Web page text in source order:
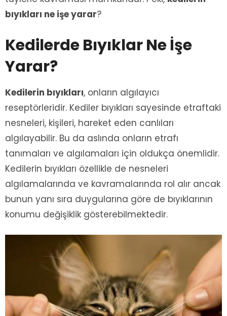
bıyıkları ne işe yarar?
Kedilerde Bıyıklar Ne İşe
Yarar?
Kedilerin bıyıkları, onların algılayıcı
reseptörleridir. Kediler bıyıkları sayesinde etraftaki
nesneleri, kişileri, hareket eden canlıları
algılayabilir. Bu da aslında onların etrafı
tanımaları ve algılamaları için oldukça önemlidir.
Kedilerin bıyıkları özellikle de nesneleri
algılamalarında ve kavramalarında rol alır ancak
bunun yanı sıra duygularına göre de bıyıklarının
konumu değişiklik gösterebilmektedir.